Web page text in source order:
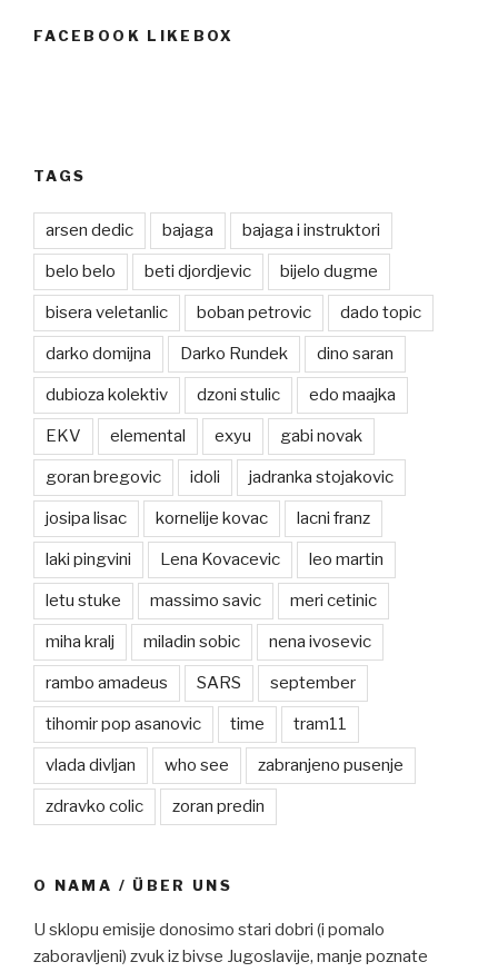
FACEBOOK LIKEBOX
TAGS
arsen dedic bajaga bajaga i instruktori
belo belo beti djordjevic bijelo dugme
bisera veletanlic boban petrovic dado topic
darko domijna Darko Rundek dino saran
dubioza kolektiv dzoni stulic edo maajka
EKV elemental exyu gabi novak
goran bregovic idoli jadranka stojakovic
josipa lisac kornelije kovac lacni franz
laki pingvini Lena Kovacevic leo martin
letu stuke massimo savic meri cetinic
miha kralj miladin sobic nena ivosevic
rambo amadeus SARS september
tihomir pop asanovic time tram11
vlada divljan who see zabranjeno pusenje
zdravko colic zoran predin
O NAMA / ÜBER UNS
U sklopu emisije donosimo stari dobri (i pomalo
zaboravljeni) zvuk iz bivse Jugoslavije, manje poznate